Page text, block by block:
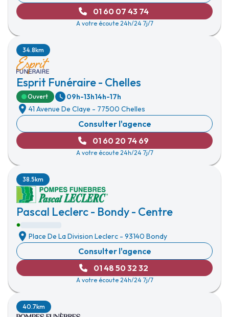
01 60 07 43 74
A votre écoute 24h/24 7j/7
Esprit Funéraire - Chelles
34.8km
Ouvert 09h-13h14h-17h
41 Avenue De Claye - 77500 Chelles
Consulter l'agence
01 60 20 74 69
A votre écoute 24h/24 7j/7
Pascal Leclerc - Bondy - Centre
38.5km
Place De La Division Leclerc - 93140 Bondy
Consulter l'agence
01 48 50 32 32
A votre écoute 24h/24 7j/7
40.7km